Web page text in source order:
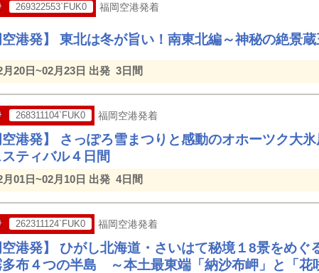
269322553`FUK0 福岡空港発着
空港発】 東北は冬が旨い！南東北編～神秘の絶景
月20日~02月23日 出発 3日間
268311104`FUK0 福岡空港発着
空港発】 さっぽろ雪まつりと感動のオホーツク大
ティバル４日間
月01日~02月10日 出発 4日間
262311124`FUK0 福岡空港発着
空港発】 ひがし北海道・さいはて秘境１8景をめ
布４つの半島 ～本土最東端「納沙布岬」と「花